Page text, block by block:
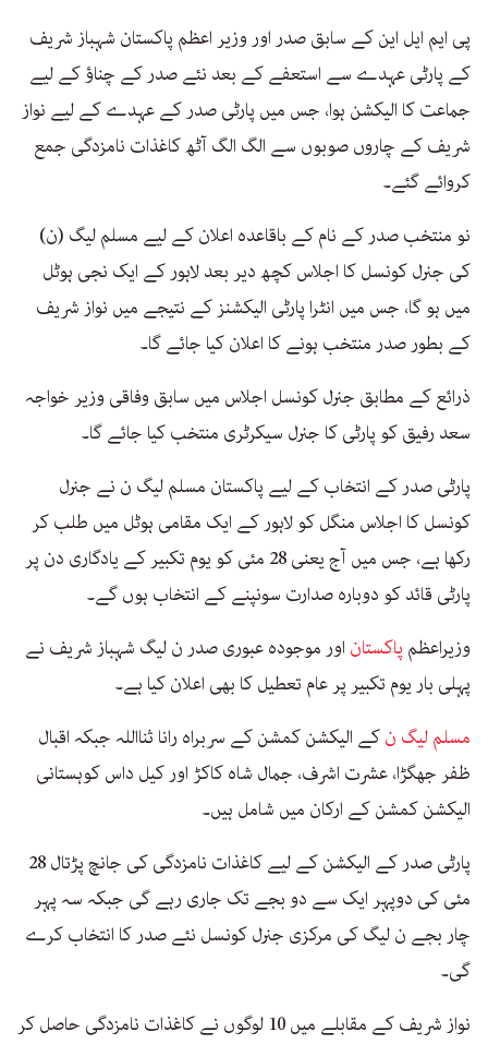
پی ایم ایل این کے سابق صدر اور وزیر اعظم پاکستان شہباز شریف
کے پارٹی عہدے سے استعفے کے بعد نئے صدر کے چناؤ کے لیے
جماعت کا الیکشن ہوا، جس میں پارٹی صدر کے عہدے کے لیے نواز
شریف کے چاروں صوبوں سے الگ الگ آٹھ کاغذات نامزدگی جمع
کروائے گئے۔
نو منتخب صدر کے نام کے باقاعدہ اعلان کے لیے مسلم لیگ (ن)
کی جنرل کونسل کا اجلاس کچھ دیر بعد لاہور کے ایک نجی ہوٹل
میں ہو گا، جس میں انٹرا پارٹی الیکشنز کے نتیجے میں نواز شریف
کے بطور صدر منتخب ہونے کا اعلان کیا جائے گا۔
ذرائع کے مطابق جنرل کونسل اجلاس میں سابق وفاقی وزیر خواجہ
سعد رفیق کو پارٹی کا جنرل سیکرٹری منتخب کیا جائے گا۔
پارٹی صدر کے انتخاب کے لیے پاکستان مسلم لیگ ن نے جنرل
کونسل کا اجلاس منگل کو لاہور کے ایک مقامی ہوٹل میں طلب کر
رکھا ہے، جس میں آج یعنی 28 مئی کو یوم تکبیر کے یادگاری دن پر
پارٹی قائد کو دوبارہ صدارت سونپنے کے انتخاب ہوں گے۔
وزیراعظم پاکستان اور موجودہ عبوری صدر ن لیگ شہباز شریف نے
پہلی بار یوم تکبیر پر عام تعطیل کا بھی اعلان کیا ہے۔
مسلم لیگ نکے الیکشن کمشن کے سربراہ رانا ثنااللہ جبکہ اقبال
ظفر جھگڑا، عشرت اشرف، جمال شاہ کاکڑ اور کیل داس کوہستانی
الیکشن کمشن کے ارکان میں شامل ہیں۔
پارٹی صدر کے الیکشن کے لیے کاغذات نامزدگی کی جانچ پڑتال 28
مئی کی دوپہر ایک سے دو بجے تک جاری رہے گی جبکہ سہ پہر
چار بجے ن لیگ کی مرکزی جنرل کونسل نئے صدر کا انتخاب کرے
گی۔
نواز شریف کے مقابلے میں 10 لوگوں نے کاغذات نامزدگی حاصل کر